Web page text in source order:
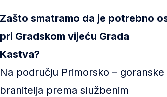
Zašto smatramo da je potrebno
pri Gradskom vijeću Grada
Kastva?
Na području Primorsko –
branitelja prema službenim